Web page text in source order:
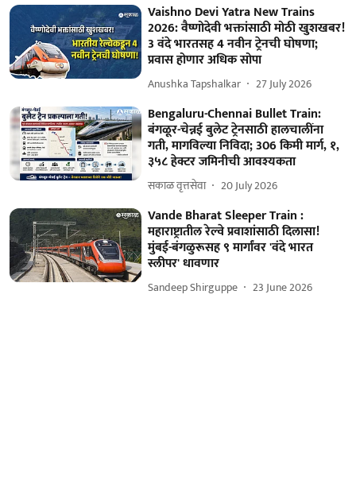
Vaishno Devi Yatra New Trains
2026: वैष्णोदेवी भक्तांसाठी मोठी खुशखबर!
3 वंदे भारतसह 4 नवीन ट्रेनची घोषणा;
प्रवास होणार अधिक सोपा
Anushka Tapshalkar 27 July 2026
Bengaluru-Chennai Bullet Train:
बंगळूर-चेन्नई बुलेट ट्रेनसाठी हालचालींना
गती, मागविल्या निविदा; 306 किमी मार्ग, १,
३५८ हेक्टर जमिनीची आवश्यकता
सकाळ वृत्तसेवा 20 July 2026
Vande Bharat Sleeper Train :
महाराष्ट्रातील रेल्वे प्रवाशांसाठी दिलासा!
मुंबई-बंगळुरूसह ९ मार्गांवर 'वंदे भारत
स्लीपर' धावणार
Sandeep Shirguppe 23 June 2026